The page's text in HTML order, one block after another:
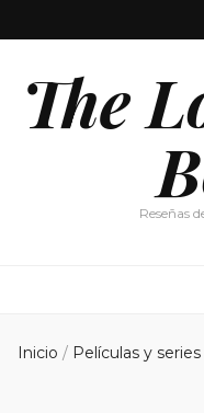
The
Reseñas
Inicio / Películas y series